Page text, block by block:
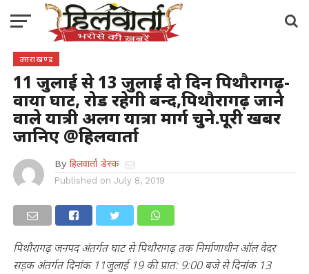
उत्तराखण्ड
11 जुलाई से 13 जुलाई दो दिन पिथौरागढ़-
वाया घाट, रोड रहेगी बन्द,पिथौरागढ़ जाने
वाले यात्री अलग यात्रा मार्ग चुने.पूरी खबर
जानिए @हिलवार्ता
By हिलवार्ता डेस्क
Published on July 8, 2019
पिथौरागढ़ जनपद अंतर्गत घाट से पिथौरागढ़ तक निर्माणाधीन ऑल वेदर
सड़क अंतर्गत दिनांक 11जुलाई 19 की प्रात: 9:00 बजे से दिनांक 13